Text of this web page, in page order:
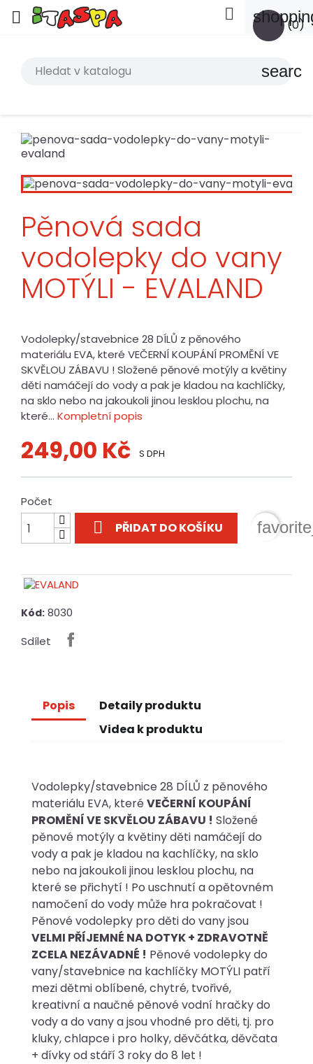
 (0)

search
Pěnová sada
vodolepky do vany
MOTÝLI - EVALAND
Vodolepky/stavebnice 28 DÍLŮ z pěnového
materiálu EVA, které VEČERNÍ KOUPÁNÍ PROMĚNÍ VE
SKVĚLOU ZÁBAVU ! Složené pěnové motýly a květiny
děti namáčejí do vody a pak je kladou na kachlíčky,
na sklo nebo na jakoukoli jinou lesklou plochu, na
které... Kompletní popis
249,00 Kč S DPH
Počet
 PŘIDAT DO KOŠÍKU
Kód: 8030
Sdílet
Popis
Detaily produktu
Videa k produktu
Vodolepky/stavebnice 28 DÍLŮ z pěnového
materiálu EVA, kteréVEČERNÍ KOUPÁNÍ
PROMĚNÍ VE SKVĚLOU ZÁBAVU ! Složené
pěnové motýly a květiny děti namáčejí do
vody a pak je kladou na kachlíčky, na sklo
nebo na jakoukoli jinou lesklou plochu, na
které se přichytí ! Po uschnutí a opětovném
namočení do vody může hra pokračovat !
Pěnové vodolepky pro děti do vany jsou
VELMI PŘÍJEMNÉ NA DOTYK + ZDRAVOTNĚ
ZCELA NEZÁVADNÉ ! Pěnové vodolepky do
vany/stavebnice na kachlíčky MOTÝLI patří
mezi dětmi oblíbené, chytré, tvořivé,
kreativní a naučné pěnové vodní hračky do
vody a do vany a jsou vhodné pro děti, tj. pro
kluky, chlapce i pro holky, děvčátka, děvčata
+ dívky od stáří 3 roky do 8 let !